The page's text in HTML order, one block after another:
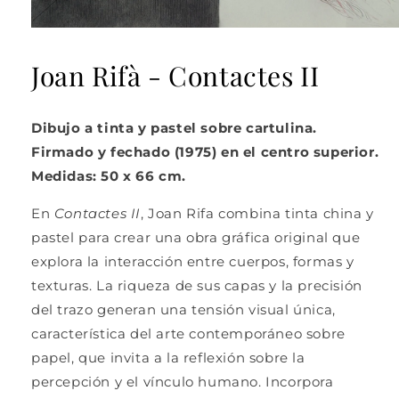
1
en
modal
Joan Rifà - Contactes II
Dibujo a tinta y pastel sobre cartulina.
Firmado y fechado (1975) en el centro superior.
Medidas: 50 x 66 cm.
En Contactes II,Joan Rifa combina tinta china y
pastel para crear una obra gráfica original que
explora la interacción entre cuerpos, formas y
texturas. La riqueza de sus capas y la precisión
del trazo generan una tensión visual única,
característica del arte contemporáneo sobre
papel, que invita a la reflexión sobre la
percepción y el vínculo humano. Incorpora